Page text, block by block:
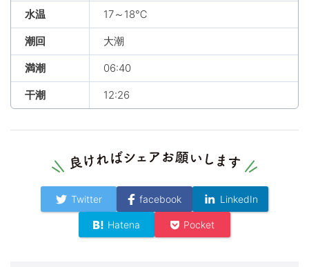
水温 17～18℃
潮回 大潮
満潮 06:40
干潮 12:26
Twitter facebook LinkedIn
Hatena Pocket